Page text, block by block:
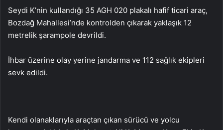
Seydi K’nin kullandığı 35 AGH 020 plakalı hafif ticari araç,
Bozdağ Mahallesi’nde kontrolden çıkarak yaklaşık 12
metrelik şarampole devrildi.
İhbar üzerine olay yerine jandarma ve 112 sağlık ekipleri
sevk edildi.
Kendi olanaklarıyla araçtan çıkan sürücü ve yolcu